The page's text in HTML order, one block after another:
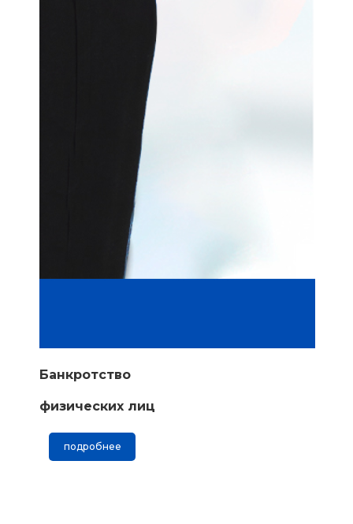
Банкротство
физических лиц
подробнее